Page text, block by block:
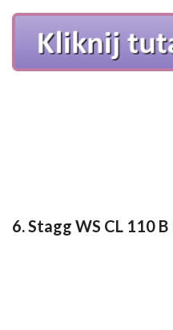
6. Stagg WS CL 110